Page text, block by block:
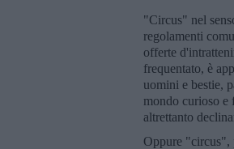
"Circus" nel
regolamenti
offerte
frequentato, è
uomini e bestie,
mondo curioso e
altrettanto
Oppure "circus",